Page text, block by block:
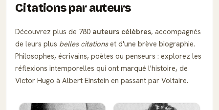
Citations par auteurs
Découvrez plus de 780 auteurs célèbres, accompagnés
de leurs plus belles citationset d'une brève biographie.
Philosophes, écrivains, poètes ou penseurs : explorez les
réflexions intemporelles qui ont marqué l'histoire, de
Victor Hugo à Albert Einstein en passant par Voltaire.